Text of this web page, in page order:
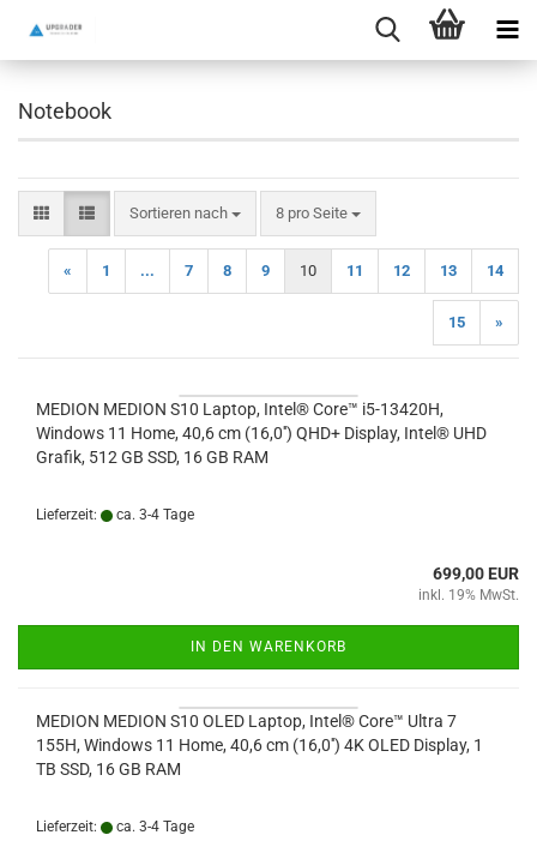
Notebook
Sortieren nach
Sortieren nach 8 pro Seite
pro Seite
« 1 ... 7 8 9 10 11 12 13 14
15 »
MEDION MEDION S10 Laptop, Intel® Core™ i5-13420H,
Windows 11 Home, 40,6 cm (16,0'') QHD+ Display, Intel® UHD
Grafik, 512 GB SSD, 16 GB RAM
Lieferzeit: ca. 3-4 Tage
699,00 EUR
inkl. 19% MwSt.
IN DEN WARENKORB
MEDION MEDION S10 OLED Laptop, Intel® Core™ Ultra 7
155H, Windows 11 Home, 40,6 cm (16,0'') 4K OLED Display, 1
TB SSD, 16 GB RAM
Lieferzeit: ca. 3-4 Tage